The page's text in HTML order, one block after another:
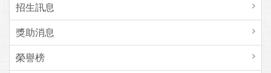
招生訊息
獎助消息
榮譽榜